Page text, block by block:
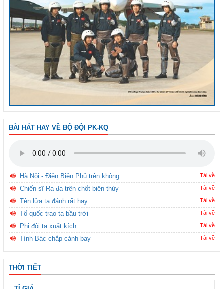
BÀI HÁT HAY VỀ BỘ ĐỘI PK-KQ
Hà Nội - Điện Biên Phủ trên không Tải về
Chiến sĩ Ra đa trên chốt biên thùy Tải về
Tên lửa ta đánh rất hay Tải về
Tổ quốc trao ta bầu trời Tải về
Phi đội ta xuất kích Tải về
Tình Bác chắp cánh bay Tải về
THỜI TIẾT